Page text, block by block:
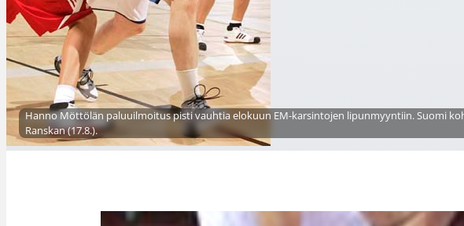
Hanno Möttölän paluuilmoitus pisti vauhtia elokuun EM-karsintojen lipunmyyntiin. Suomi
Ranskan (17.8.).